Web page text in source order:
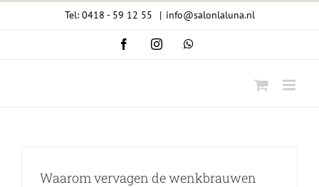
Tel: 0418 - 59 12 55 | info@salonlaluna.nl
FacebookInstagramWhatsApp
Waarom vervagen de wenkbrauwen